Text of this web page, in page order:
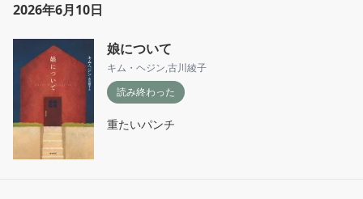
2026年6月10日
娘について
キム・ヘジン,古川綾子
読み終わった
重たいパンチ